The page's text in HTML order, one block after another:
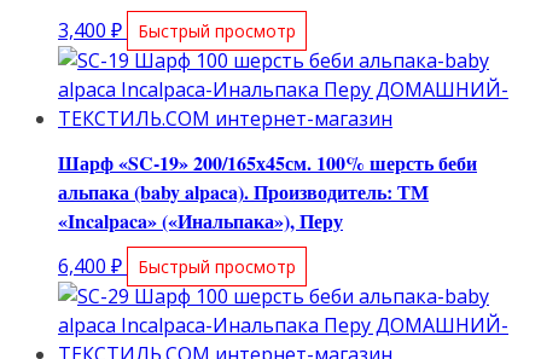
3,400 ₽ Быстрый просмотр
Шарф «SC-19» 200/165х45см. 100% шерсть беби
альпака (baby alpaca). Производитель: ТМ
«Incalpaca» («Инальпака»), Перу
6,400 ₽ Быстрый просмотр